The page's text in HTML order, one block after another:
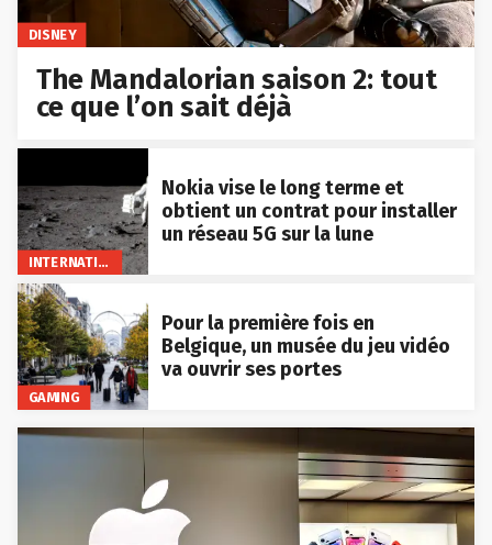
DISNEY
The Mandalorian saison 2: tout
ce que l’on sait déjà
INTERNATIONAL
Nokia vise le long terme et
obtient un contrat pour installer
un réseau 5G sur la lune
GAMING
Pour la première fois en
Belgique, un musée du jeu vidéo
va ouvrir ses portes